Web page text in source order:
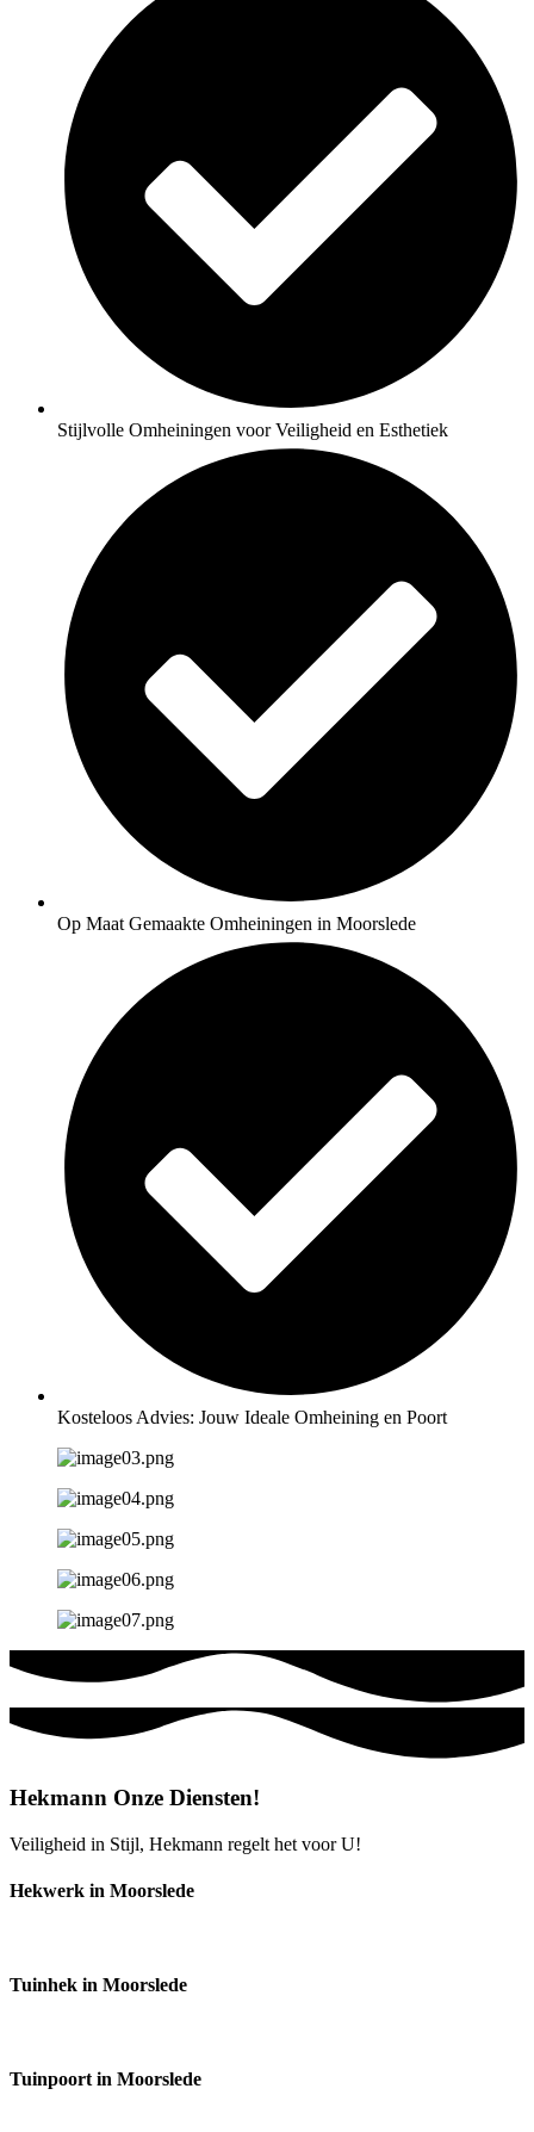
Stijlvolle Omheiningen voor Veiligheid en Esthetiek
Op Maat Gemaakte Omheiningen in Moorslede
Kosteloos Advies: Jouw Ideale Omheining en Poort
Hekmann Onze Diensten!
Veiligheid in Stijl, Hekmann regelt het voor U!
Hekwerk in Moorslede
Tuinhek in Moorslede
Tuinpoort in Moorslede